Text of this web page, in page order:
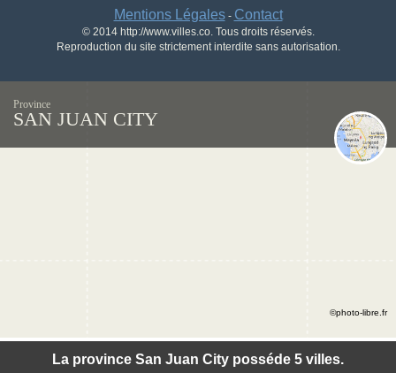
Mentions Légales- Contact
© 2014 http://www.villes.co. Tous droits réservés.
Reproduction du site strictement interdite sans autorisation.
Province
SAN JUAN CITY
La province San Juan City posséde 5 villes.
©photo-libre.fr